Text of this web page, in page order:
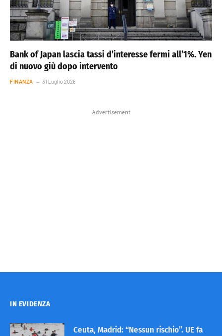
Bank of Japan lascia tassi d’interesse fermi all’1%. Yen
di nuovo giù dopo intervento
FINANZA 31 Luglio 2026
Advertisement
IN EVIDENZA
Ceuta, Madrid: “Nessun rischio”. UE fa